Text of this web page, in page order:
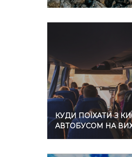
КУДИ ПОЇХАТИ З
АВТОБУСОМ НА